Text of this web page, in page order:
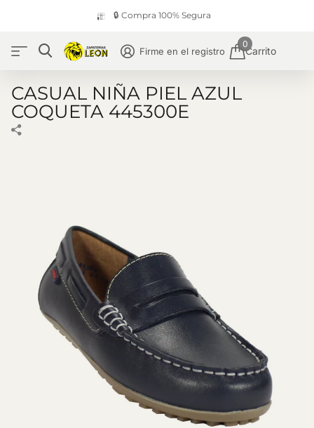
🔒 Compra 100% Segura
Firme en el registro Carrito
0
CASUAL NIÑA PIEL AZUL
COQUETA 445300E